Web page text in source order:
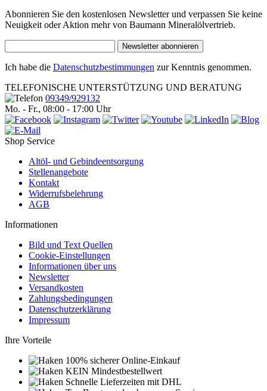
Abonnieren Sie den kostenlosen Newsletter und verpassen Sie keine
Neuigkeit oder Aktion mehr von Baumann Mineralölvertrieb.
Newsletter abonnieren
Ich habe die Datenschutzbestimmungen zur Kenntnis genommen.
TELEFONISCHE UNTERSTÜTZUNG UND BERATUNG
09349/929132
Mo. - Fr., 08:00 - 17:00 Uhr
Shop Service
Altöl- und Gebindeentsorgung
Stellenangebote
Kontakt
Widerrufsbelehrung
AGB
Informationen
Bild und Text Quellen
Cookie-Einstellungen
Informationen über uns
Newsletter
Versandkosten
Zahlungsbedingungen
Datenschutzerklärung
Impressum
Ihre Vorteile
100% sicherer Online-Einkauf
KEIN Mindestbestellwert
Schnelle Lieferzeiten mit DHL